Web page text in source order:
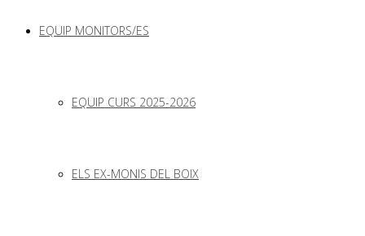
EQUIP MONITORS/ES
EQUIP CURS 2025-2026
ELS EX-MONIS DEL BOIX